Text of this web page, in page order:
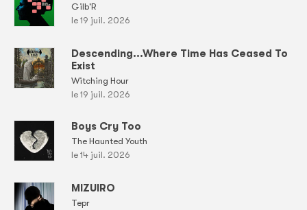
Gilb'R
le 19 juil. 2026
Descending...Where Time Has Ceased To
Exist
Witching Hour
le 19 juil. 2026
Boys Cry Too
The Haunted Youth
le 14 juil. 2026
MIZUIRO
Tepr